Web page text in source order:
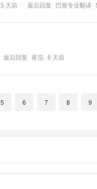
5 天前 最后回复 巴塞专业翻译
最后回复 夜箔 6 天前
5 6 7 8 9